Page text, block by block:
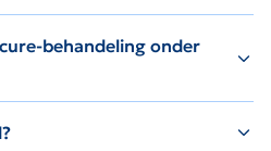
behandeling onder